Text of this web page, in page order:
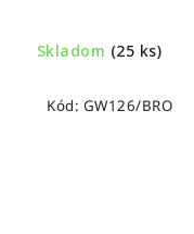
Skladom (25 ks)
Kód: GW126/BRO